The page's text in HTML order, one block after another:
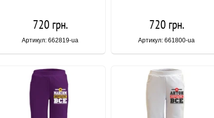
720 грн.
Артикул: 662819-ua
720 грн.
Артикул: 661800-ua